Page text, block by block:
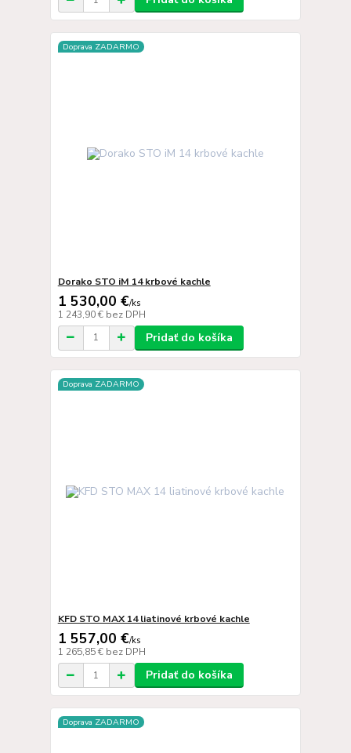
Doprava ZADARMO
Dorako STO iM 14 krbové kachle
1 530,00 €/ks
1 243,90 € bez DPH
Pridať do košíka
Doprava ZADARMO
KFD STO MAX 14 liatinové krbové kachle
1 557,00 €/ks
1 265,85 € bez DPH
Pridať do košíka
Doprava ZADARMO